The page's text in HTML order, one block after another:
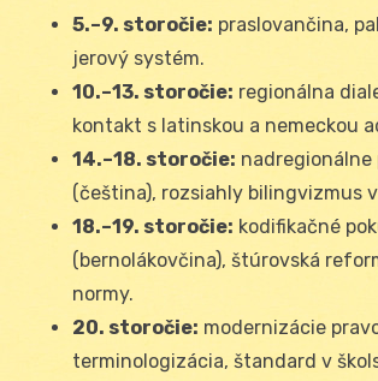
5.–9. storočie: praslovančina,
jerový systém.
10.–13. storočie: regionálna
kontakt s latinskou a nemeckou
14.–18. storočie:
(čeština), rozsiahly bilingvizmus
18.–19. storočie: kodifikačné
(bernolákovčina), štúrovská
normy.
20. storočie: modernizácie
terminologizácia, štandard v